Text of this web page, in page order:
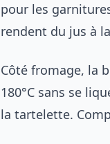
pour les
rendent du jus à
Côté fromage, la
180°C sans se
la tartelette.